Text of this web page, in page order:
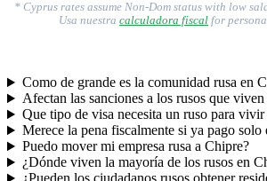
* Cyprus rates assume Non-Dom status with low
Usa nuestra calculadora fiscal for
Como de grande es la comunidad rusa en
Afectan las sanciones a los rusos que
Que tipo de visa necesita un ruso para
Merece la pena fiscalmente si ya pago solo
Puedo mover mi empresa rusa a Chipre?
¿Dónde viven la mayoría de los rusos en